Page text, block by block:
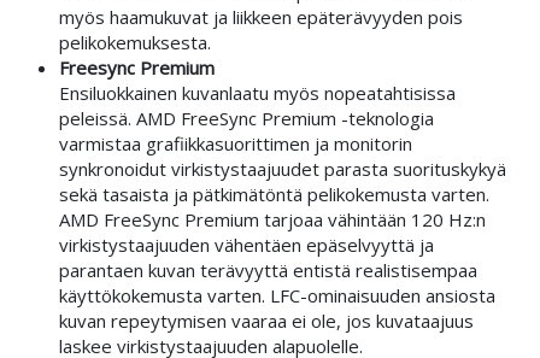
myös haamukuvat ja liikkeen epäterävyyden pois
pelikokemuksesta.
Freesync Premium
Ensiluokkainen kuvanlaatu myös nopeatahtisissa
peleissä. AMD FreeSync Premium -teknologia
varmistaa grafiikkasuorittimen ja monitorin
synkronoidut virkistystaajuudet parasta suorituskykyä
sekä tasaista ja pätkimätöntä pelikokemusta varten.
AMD FreeSync Premium tarjoaa vähintään 120 Hz:n
virkistystaajuuden vähentäen epäselvyyttä ja
parantaen kuvan terävyyttä entistä realistisempaa
käyttökokemusta varten. LFC-ominaisuuden ansiosta
kuvan repeytymisen vaaraa ei ole, jos kuvataajuus
laskee virkistystaajuuden alapuolelle.